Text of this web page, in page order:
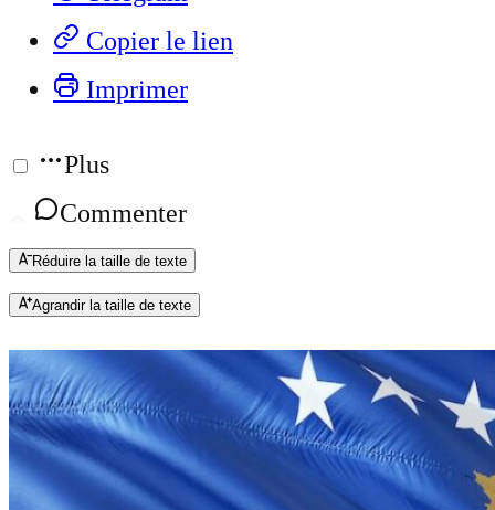
Copier le lien
Imprimer
Plus
Commenter
Réduire la taille de texte
Agrandir la taille de texte